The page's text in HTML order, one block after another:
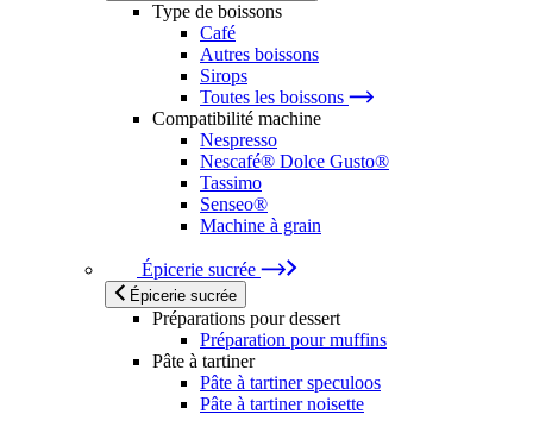
Type de boissons
Café
Autres boissons
Sirops
Toutes les boissons
Compatibilité machine
Nespresso
Nescafé® Dolce Gusto®
Tassimo
Senseo®
Machine à grain
Épicerie sucrée
Épicerie sucrée
Préparations pour dessert
Préparation pour muffins
Pâte à tartiner
Pâte à tartiner speculoos
Pâte à tartiner noisette